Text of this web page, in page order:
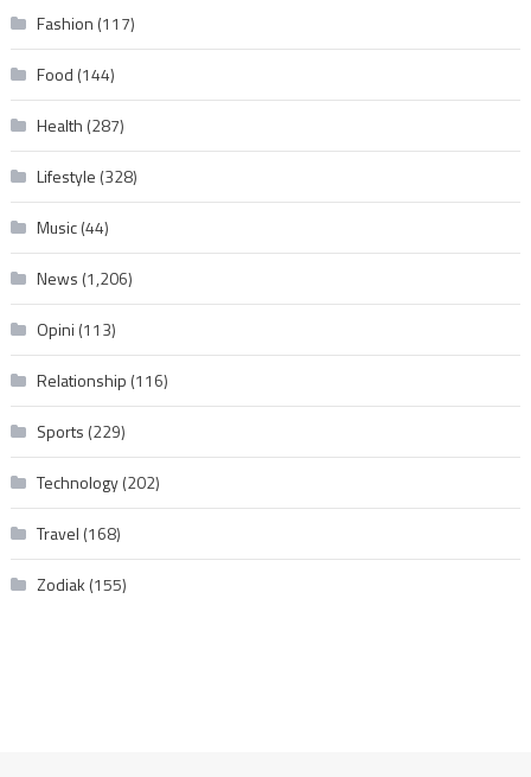
Fashion (117)
Food (144)
Health (287)
Lifestyle (328)
Music(44)
News (1,206)
Opini (113)
Relationship (116)
Sports (229)
Technology(202)
Travel (168)
Zodiak (155)